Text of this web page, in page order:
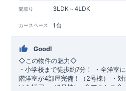
す。【充実のアフターサポート】
・東栄住宅では、お引渡し後最大
間の品質保証を実施。お引渡しから
たします。
間取り 3LDK～4LDK
カースペース 1台
Good!
◇この物件の魅力◇
・小学校まで徒歩約7分！ ・全洋室
階洋室が4部屋完備！（2号棟）
・対
け を採用。（3号棟） ◇アクセス◇